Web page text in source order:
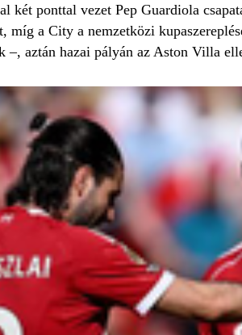
két ponttal vezet Pep Guardiola
míg a City a nemzetközi
aztán hazai pályán az Aston Villa